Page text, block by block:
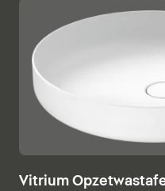
Vitrium